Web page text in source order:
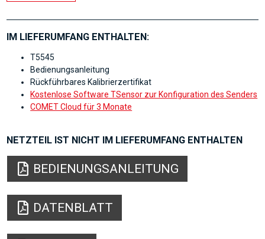
IM LIEFERUMFANG ENTHALTEN:
T5545
Bedienungsanleitung
Rückführbares Kalibrierzertifikat
Kostenlose Software TSensor zur Konfiguration des Senders
COMET Cloud für 3 Monate
NETZTEIL IST NICHT IM LIEFERUMFANG ENTHALTEN
BEDIENUNGSANLEITUNG
DATENBLATT